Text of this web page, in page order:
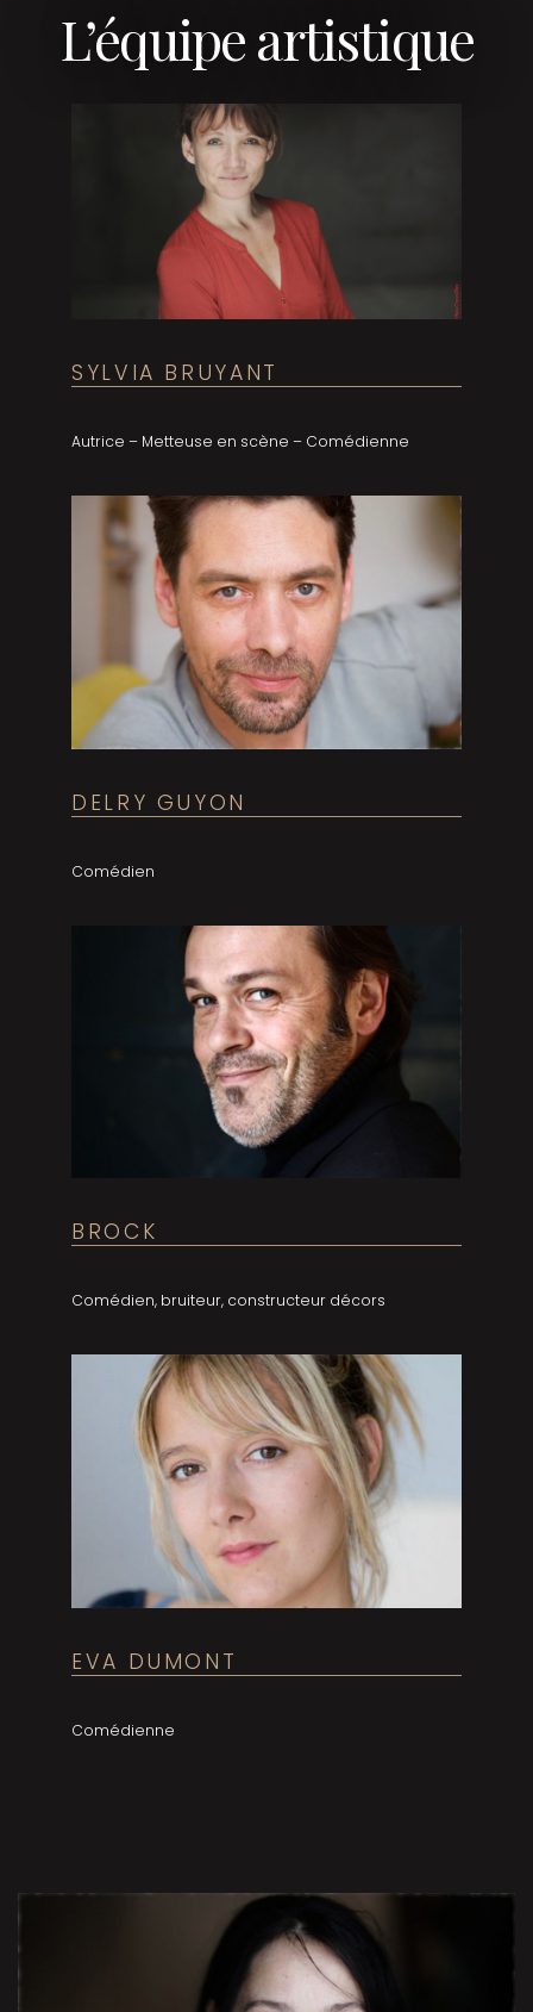
L’équipe artistique
SYLVIA BRUYANT
Autrice – Metteuse en scène – Comédienne
DELRY GUYON
Comédien
BROCK
Comédien, bruiteur, constructeur décors
EVA DUMONT
Comédienne